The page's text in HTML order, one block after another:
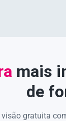
mais
de
visão gratuita